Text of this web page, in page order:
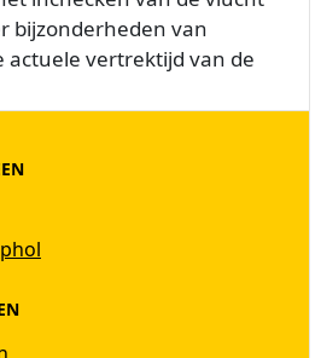
bijzonderheden van
actuele vertrektijd van de